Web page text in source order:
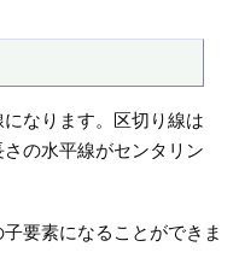
なります。区切り線は
さの水平線がセンタリン
要素になることができま